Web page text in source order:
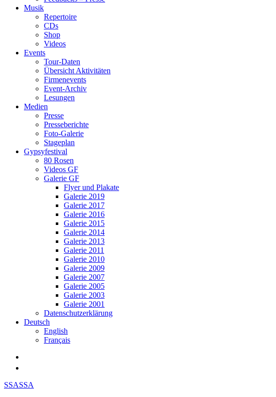
Musik
Repertoire
CDs
Shop
Videos
Events
Tour-Daten
Übersicht Aktivitäten
Firmenevents
Event-Archiv
Lesungen
Medien
Presse
Presseberichte
Foto-Galerie
Stageplan
Gypsyfestival
80 Rosen
Videos GF
Galerie GF
Flyer und Plakate
Galerie 2019
Galerie 2017
Galerie 2016
Galerie 2015
Galerie 2014
Galerie 2013
Galerie 2011
Galerie 2010
Galerie 2009
Galerie 2007
Galerie 2005
Galerie 2003
Galerie 2001
Datenschutzerklärung
Deutsch
English
Français
SSASSA